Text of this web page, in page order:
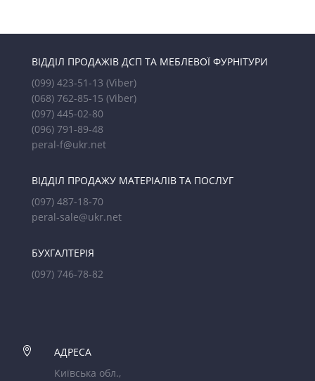
ВІДДІЛ ПРОДАЖІВ ДСП ТА МЕБЛЕВОЇ ФУРНІТУРИ
(099) 423-51-13 (Viber)
(068) 762-85-15 (Viber)
(097) 445-02-80
(096) 791-89-48
peral-f@ukr.net
ВІДДІЛ ПРОДАЖУ МАТЕРІАЛІВ ТА ПОСЛУГ
(097) 487-18-70
peral-sale@ukr.net
БУХГАЛТЕРІЯ
(097) 746-78-82

АДРЕСА
Київська обл.,